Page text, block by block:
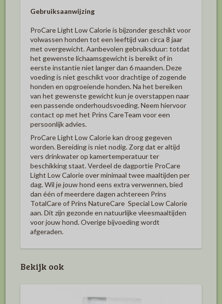
Gebruiksaanwijzing
ProCare Light Low Calorie is bijzonder geschikt voor
volwassen honden tot een leeftijd van circa 8 jaar
met overgewicht. Aanbevolen gebruiksduur: totdat
het gewenste lichaamsgewicht is bereikt of in
eerste instantie niet langer dan 6 maanden. Deze
voeding is niet geschikt voor drachtige of zogende
honden en opgroeiende honden. Na het bereiken
van het gewenste gewicht kun je overstappen naar
een passende onderhoudsvoeding. Neem hiervoor
contact op met het Prins CareTeam voor een
persoonlijk advies.
ProCare Light Low Calorie kan droog gegeven
worden. Bereiding is niet nodig. Zorg dat er altijd
vers drinkwater op kamertemperatuur ter
beschikking staat. Verdeel de dagportie ProCare
Light Low Calorie over minimaal twee maaltijden per
dag. Wil je jouw hond eens extra verwennen, bied
dan één of meerdere dagen achtereen Prins
TotalCare of Prins NatureCare Special Low Calorie
aan. Dit zijn gezonde en natuurlijke vleesmaaltijden
voor jouw hond. Overige bijvoeding wordt
afgeraden.
Bekijk ook